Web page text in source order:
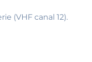
(VHF canal 12).